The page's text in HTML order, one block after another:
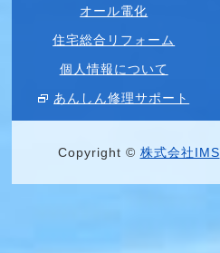
オール電化
住宅総合リフォーム
個人情報について
あんしん修理サポート
Copyright © 株式会社IMS